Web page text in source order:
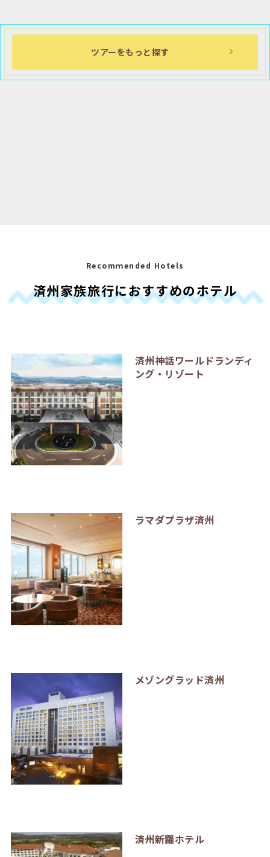
ツアーをもっと探す
Recomｍended Hotels
済州家族旅行におすすめのホテル
済州神話ワールドランディ
ング・リゾート
ラマダプラザ済州
メゾングラッド済州
済州新羅ホテル